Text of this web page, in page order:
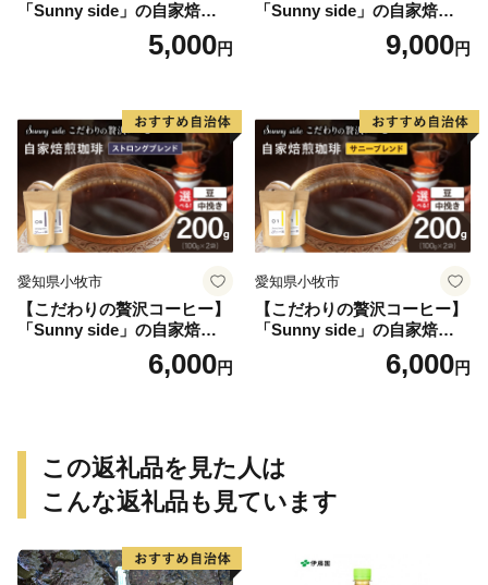
「Sunny side」の自家焙煎珈
琲こまきブレンド（100g）
5,000円
「Sunny side」の自家焙煎珈
琲ブレンド珈琲飲み比べセッ
9,000円
愛知県小牧市
【こだわりの贅沢コーヒー】
「Sunny side」の自家焙煎珈
琲ストロングブレンド（200
6,000円
愛知県小牧市
【こだわりの贅沢コーヒー】
「Sunny side」の自家焙煎珈
琲サニーブレンド（200g）
6,000円
この返礼品を見た人は
こんな返礼品も見ています